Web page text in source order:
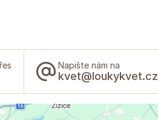
Napište nám na
kvet@loukykvet.cz